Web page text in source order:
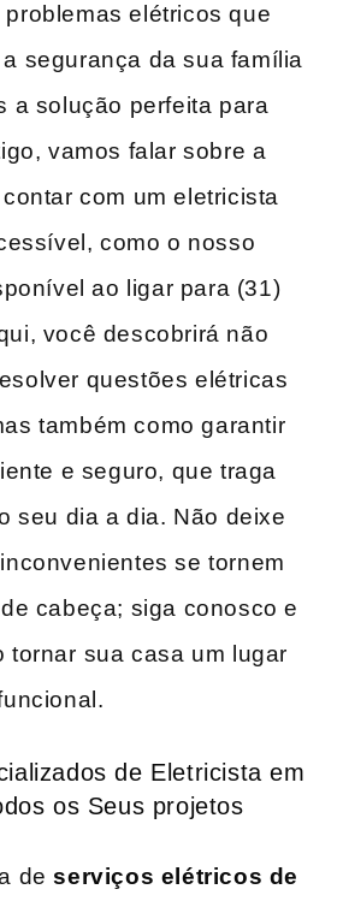
elétricos que
segurança da sua família
a solução perfeita para
vamos falar sobre a
com um eletricista
como o nosso
ao‍ ligar para (31)
você‍ descobrirá não
questões elétricas
também como garantir
e seguro, que traga
seu dia a dia. Não deixe
se tornem
cabeça; siga conosco e
tornar ⁣sua casa um lugar
de Eletricista em
os Seus projetos
deserviços elétricos de